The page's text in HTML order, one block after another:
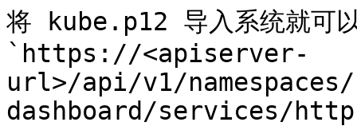
将 kube.p12 导入系统就可
`https://<apiserver-
url>/api/v1/
dashboard/services/